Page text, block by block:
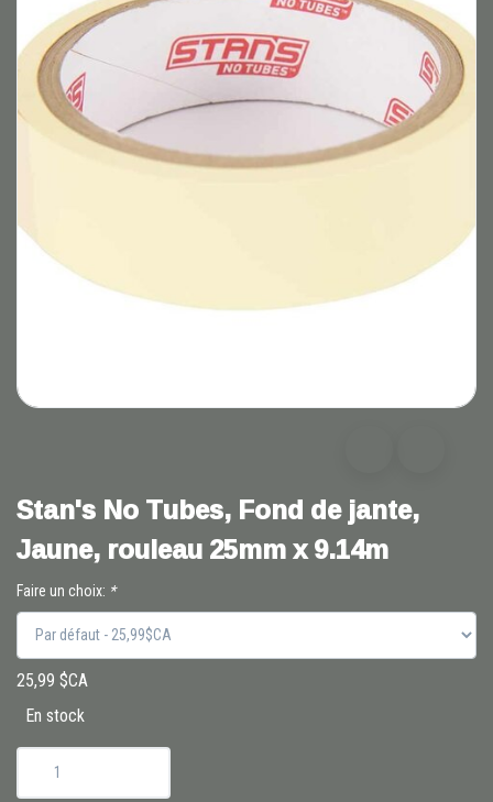
Stan's No Tubes, Fond de jante,
Jaune, rouleau 25mm x 9.14m
Faire un choix: *
25,99 $CA
En stock